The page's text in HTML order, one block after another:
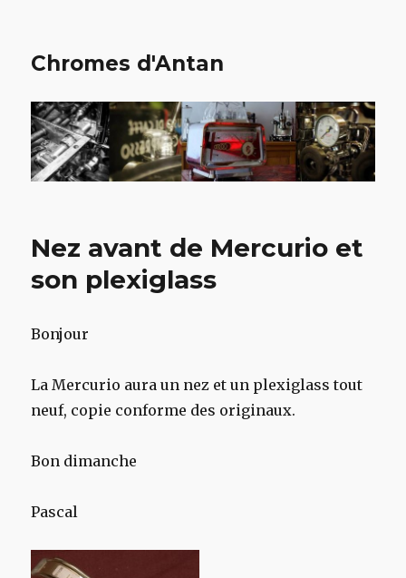
Chromes d'Antan
Nez avant de Mercurio et
son plexiglass
Bonjour
La Mercurio aura un nez et un plexiglass tout
neuf, copie conforme des originaux.
Bon dimanche
Pascal